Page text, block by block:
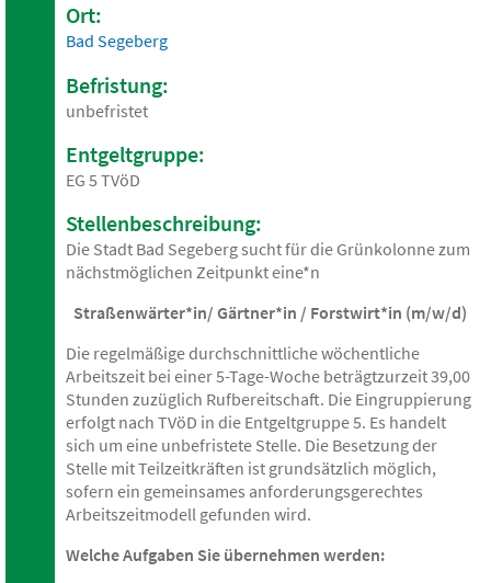
Ort:
Bad Segeberg
Befristung:
unbefristet
Entgeltgruppe:
EG 5 TVöD
Stellenbeschreibung:
Die Stadt Bad Segeberg sucht für die Grünkolonne zum
nächstmöglichen Zeitpunkt eine*n
Straßenwärter*in/ Gärtner*in / Forstwirt*in (m/w/d)
Die regelmäßige durchschnittliche wöchentliche
Arbeitszeit bei einer 5-Tage-Woche beträgtzurzeit 39,00
Stunden zuzüglich Rufbereitschaft. Die Eingruppierung
erfolgt nach TVöD in die Entgeltgruppe 5. Es handelt
sich um eine unbefristete Stelle. Die Besetzung der
Stelle mit Teilzeitkräften ist grundsätzlich möglich,
sofern ein gemeinsames anforderungsgerechtes
Arbeitszeitmodell gefunden wird.
Welche Aufgaben Sie übernehmen werden: